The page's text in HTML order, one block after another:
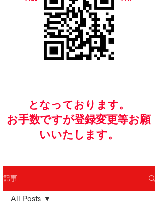
​となっております。
お手数ですが​登録変更等お願
いいたします。
記事
All Posts